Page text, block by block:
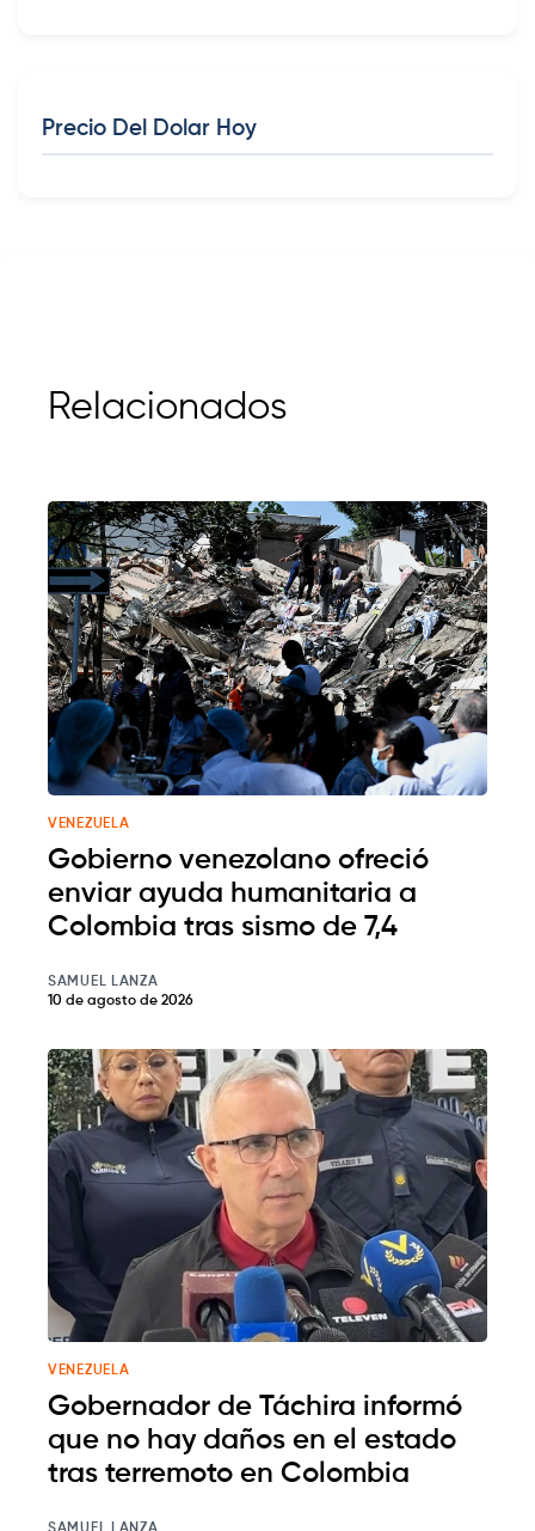
Precio Del Dolar Hoy
Relacionados
VENEZUELA
Gobierno venezolano ofreció
enviar ayuda humanitaria a
Colombia tras sismo de 7,4
SAMUEL LANZA
10 de agosto de 2026
VENEZUELA
Gobernador de Táchira informó
que no hay daños en el estado
tras terremoto en Colombia